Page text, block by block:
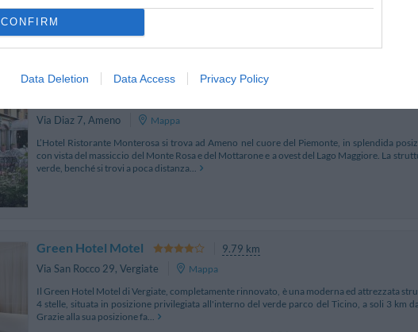
CONFIRM
Data Deletion Data Access Privacy Policy
Lago Maggiore. Completamente immerso nel verde, costituisce la soluzione ideale per
relax a contatto con la natura. La s...
Via Diaz 7, Ameno
Mappa
L’Hotel Ristorante Monterosa si trova ad Ameno nel cuore del Piemonte, in splendida
con vista del massiccio del Monte Rosa e del Mottarone e a ovest del Lago Maggiore. La
verde, benché si trovi a poca distanza...
Green Hotel Motel
9.79 km
Via San Rocco 29, Vergiate
Mappa
Il Green Hotel Motel di Vergiate, completamente rinnovato, è una moderna ed attrezzata
4 stelle, situata in posizione privilegiata all'interno del verde parco del Ticino, a soli 3 km
Grazie alla sua posizione fa...